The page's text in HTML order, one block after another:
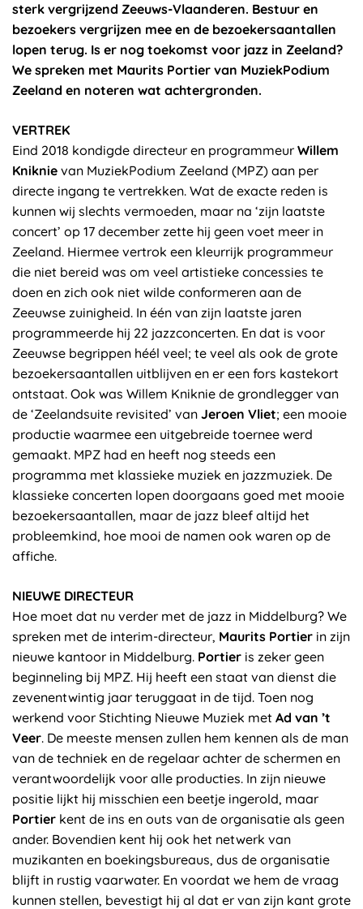
sterk vergrijzend Zeeuws-Vlaanderen. Bestuur en
bezoekers vergrijzen mee en de bezoekersaantallen
lopen terug. Is er nog toekomst voor jazz in Zeeland?
We spreken met Maurits Portier van MuziekPodium
Zeeland en noteren wat achtergronden.
VERTREK
Eind 2018 kondigde directeur en programmeur Willem
Kniknie van MuziekPodium Zeeland (MPZ) aan per
directe ingang te vertrekken. Wat de exacte reden is
kunnen wij slechts vermoeden, maar na ‘zijn laatste
concert’ op 17 december zette hij geen voet meer in
Zeeland. Hiermee vertrok een kleurrijk programmeur
die niet bereid was om veel artistieke concessies te
doen en zich ook niet wilde conformeren aan de
Zeeuwse zuinigheid. In één van zijn laatste jaren
programmeerde hij 22 jazzconcerten. En dat is voor
Zeeuwse begrippen héél veel; te veel als ook de grote
bezoekersaantallen uitblijven en er een fors kastekort
ontstaat. Ook was Willem Kniknie de grondlegger van
de ‘Zeelandsuite revisited’ van Jeroen Vliet; een mooie
productie waarmee een uitgebreide toernee werd
gemaakt. MPZ had en heeft nog steeds een
programma met klassieke muziek en jazzmuziek. De
klassieke concerten lopen doorgaans goed met mooie
bezoekersaantallen, maar de jazz bleef altijd het
probleemkind, hoe mooi de namen ook waren op de
affiche.
NIEUWE DIRECTEUR
Hoe moet dat nu verder met de jazz in Middelburg? We
spreken met de interim-directeur, Maurits Portier in zijn
nieuwe kantoor in Middelburg. Portier is zeker geen
beginneling bij MPZ. Hij heeft een staat van dienst die
zevenentwintig jaar teruggaat in de tijd. Toen nog
werkend voor Stichting Nieuwe Muziek met Ad van ’t
Veer. De meeste mensen zullen hem kennen als de man
van de techniek en de regelaar achter de schermen en
verantwoordelijk voor alle producties. In zijn nieuwe
positie lijkt hij misschien een beetje ingerold, maar
Portier kent de ins en outs van de organisatie als geen
ander. Bovendien kent hij ook het netwerk van
muzikanten en boekingsbureaus, dus de organisatie
blijft in rustig vaarwater. En voordat we hem de vraag
kunnen stellen, bevestigt hij al dat er van zijn kant grote